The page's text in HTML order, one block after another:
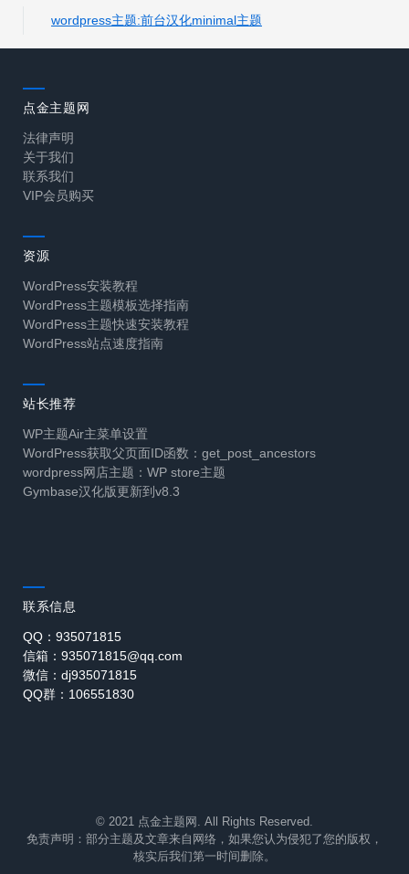
wordpress主题:前台汉化minimal主题
点金主题网
法律声明
关于我们
联系我们
VIP会员购买
资源
WordPress安装教程
WordPress主题模板选择指南
WordPress主题快速安装教程
WordPress站点速度指南
站长推荐
WP主题Air主菜单设置
WordPress获取父页面ID函数：get_post_ancestors
wordpress网店主题：WP store主题
Gymbase汉化版更新到v8.3
联系信息
QQ：935071815
信箱：935071815@qq.com
微信：dj935071815
QQ群：106551830
© 2021 点金主题网. All Rights Reserved.
免责声明：部分主题及文章来自网络，如果您认为侵犯了您的版权，
核实后我们第一时间删除。